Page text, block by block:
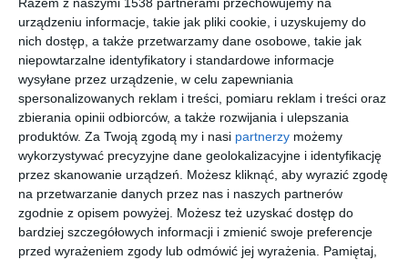
Razem z naszymi 1538 partnerami przechowujemy na
urządzeniu informacje, takie jak pliki cookie, i uzyskujemy do
nich dostęp, a także przetwarzamy dane osobowe, takie jak
niepowtarzalne identyfikatory i standardowe informacje
wysyłane przez urządzenie, w celu zapewniania
spersonalizowanych reklam i treści, pomiaru reklam i treści oraz
zbierania opinii odbiorców, a także rozwijania i ulepszania
produktów. Za Twoją zgodą my i nasi partnerzy możemy
wykorzystywać precyzyjne dane geolokalizacyjne i identyfikację
przez skanowanie urządzeń. Możesz kliknąć, aby wyrazić zgodę
na przetwarzanie danych przez nas i naszych partnerów
zgodnie z opisem powyżej. Możesz też uzyskać dostęp do
bardziej szczegółowych informacji i zmienić swoje preferencje
przed wyrażeniem zgody lub odmówić jej wyrażenia. Pamiętaj,
Sypialnia z niebieską
tapetą na ścianie oraz
dużym łóżkiem
kontynentalnym
Dodaj do ulubionych
Sypialnia w stylu
marynistycznym z
pięknym dywanem ze
wzorem